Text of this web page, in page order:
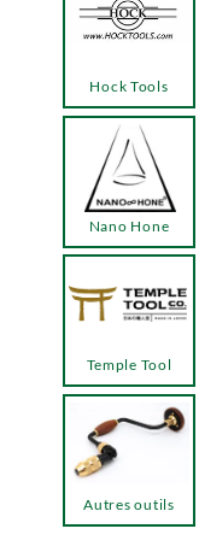
Hock Tools
Temple Tool
Nano Hone
Autres outils